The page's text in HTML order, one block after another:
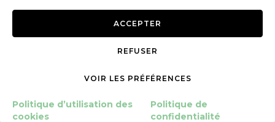
ACCEPTER
REFUSER
VOIR LES PRÉFÉRENCES
Politique d’utilisation des
cookies
Politique de
confidentialité
Politique de confidentialité
Gérer le consentement